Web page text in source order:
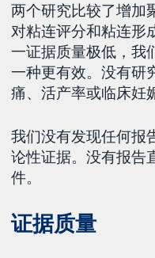
两个研究比较了增加
对粘连评分和粘连形
一证据质量极低，我
一种更有效。没有研
痛、活产率或临床妊
我们没有发现任何报
论性证据。没有报告
件。
证据质量